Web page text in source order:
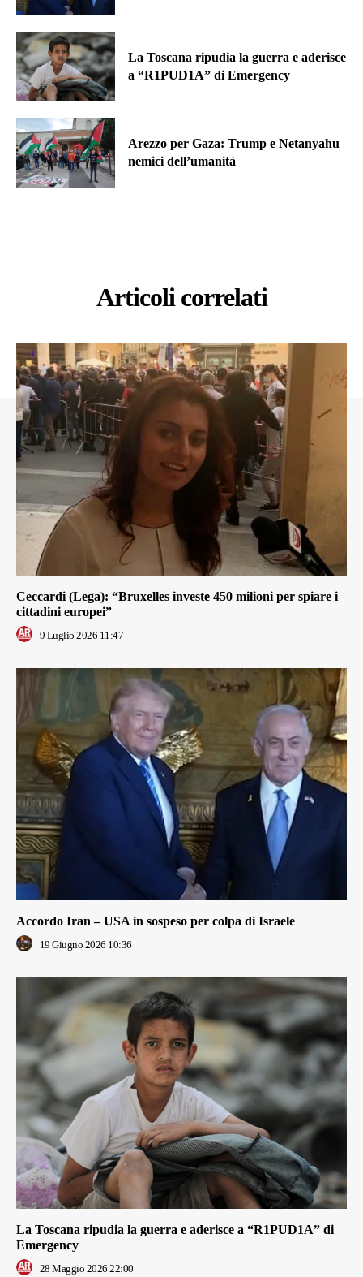
La Toscana ripudia la guerra e aderisce
a “R1PUD1A” di Emergency
Arezzo per Gaza: Trump e Netanyahu
nemici dell’umanità
Articoli correlati
Ceccardi (Lega): “Bruxelles investe 450 milioni per spiare i
cittadini europei”
9 Luglio 2026 11:47
Accordo Iran – USA in sospeso per colpa di Israele
19 Giugno 2026 10:36
La Toscana ripudia la guerra e aderisce a “R1PUD1A” di
Emergency
28 Maggio 2026 22:00